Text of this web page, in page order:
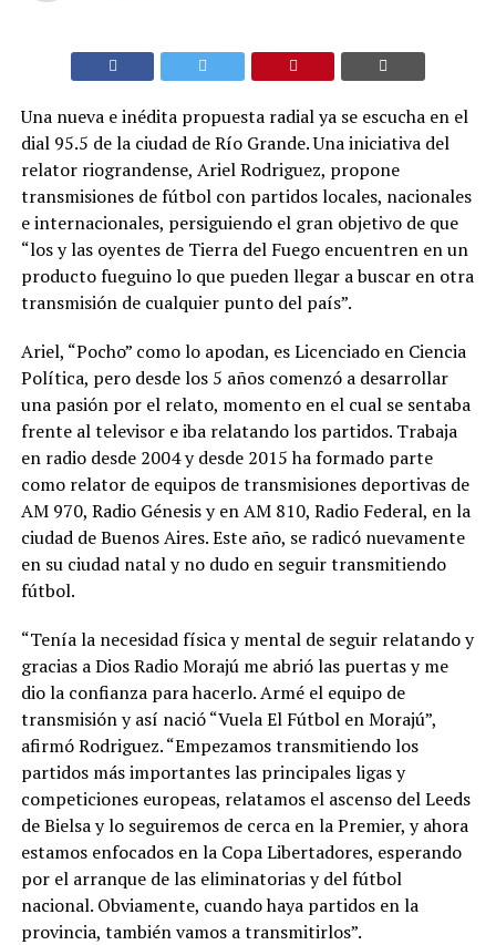
Una nueva e inédita propuesta radial ya se escucha en el
dial 95.5 de la ciudad de Río Grande. Una iniciativa del
relator riograndense, Ariel Rodriguez, propone
transmisiones de fútbol con partidos locales, nacionales
e internacionales, persiguiendo el gran objetivo de que
“los y las oyentes de Tierra del Fuego encuentren en un
producto fueguino lo que pueden llegar a buscar en otra
transmisión de cualquier punto del país”.
Ariel, “Pocho” como lo apodan, es Licenciado en Ciencia
Política, pero desde los 5 años comenzó a desarrollar
una pasión por el relato, momento en el cual se sentaba
frente al televisor e iba relatando los partidos. Trabaja
en radio desde 2004 y desde 2015 ha formado parte
como relator de equipos de transmisiones deportivas de
AM 970, Radio Génesis y en AM 810, Radio Federal, en la
ciudad de Buenos Aires. Este año, se radicó nuevamente
en su ciudad natal y no dudo en seguir transmitiendo
fútbol.
“Tenía la necesidad física y mental de seguir relatando y
gracias a Dios Radio Morajú me abrió las puertas y me
dio la confianza para hacerlo. Armé el equipo de
transmisión y así nació “Vuela El Fútbol en Morajú”,
afirmó Rodriguez. “Empezamos transmitiendo los
partidos más importantes las principales ligas y
competiciones europeas, relatamos el ascenso del Leeds
de Bielsa y lo seguiremos de cerca en la Premier, y ahora
estamos enfocados en la Copa Libertadores, esperando
por el arranque de las eliminatorias y del fútbol
nacional. Obviamente, cuando haya partidos en la
provincia, también vamos a transmitirlos”.